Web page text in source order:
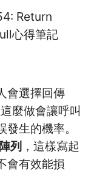
Return
心得筆記
會選擇回傳
麼做會讓呼叫
生的機率。
列 ，這樣寫起
會有效能損